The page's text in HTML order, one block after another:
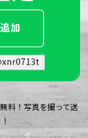
料！写真を撮って送